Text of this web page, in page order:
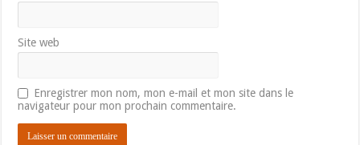
Site web
Enregistrer mon nom, mon e-mail et mon site dans le
navigateur pour mon prochain commentaire.